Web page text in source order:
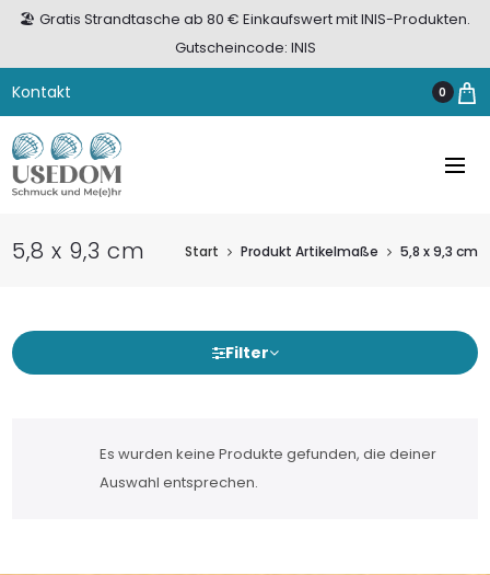
🏖️ Gratis Strandtasche ab 80 € Einkaufswert mit INIS-Produkten.
Gutscheincode: INIS
Kontakt 0
5,8 x 9,3 cm Start Produkt Artikelmaße 5,8 x 9,3 cm
Filter
Es wurden keine Produkte gefunden, die deiner
Auswahl entsprechen.